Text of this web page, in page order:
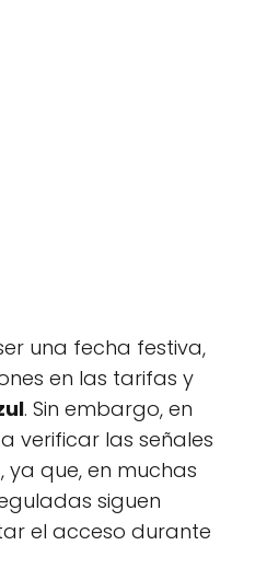
una fecha festiva,
en las tarifas y
. Sin embargo, en
verificar las señales
que, en muchas
siguen
el acceso durante